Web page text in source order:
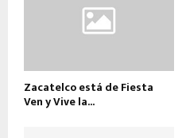
Zacatelco está de Fiesta
Ven y Vive la...